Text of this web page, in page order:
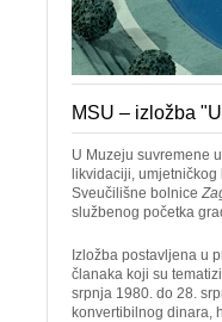
MSU – izložba
U Muzeju suvremene
likvidaciji,
Sveučilišne bolnice
službenog početka
Izložba postavljena u
članaka koji su
srpnja 1980. do 28.
konvertibilnog dinara,